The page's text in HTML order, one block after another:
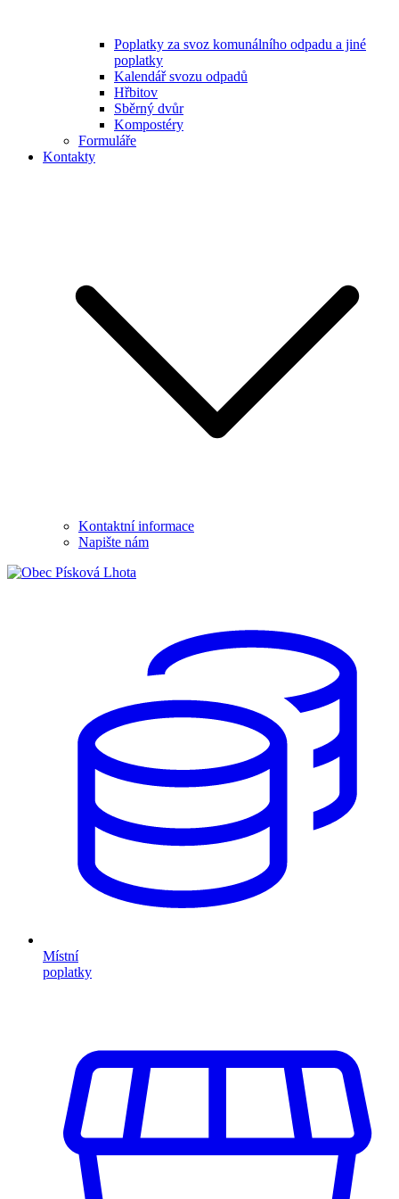
Poplatky za svoz komunálního odpadu a jiné
poplatky
Kalendář svozu odpadů
Hřbitov
Sběrný dvůr
Kompostéry
Formuláře
Kontakty
Kontaktní informace
Napište nám
Místní
poplatky